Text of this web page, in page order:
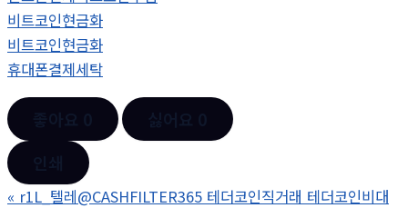
비트코인현금화
비트코인현금화
휴대폰결제세탁
« r1L_텔레@CASHFILTER365 테더코인직거래 테더코인비대